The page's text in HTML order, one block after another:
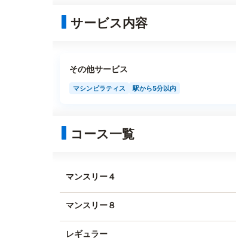
サービス内容
その他サービス
マシンピラティス 駅から5分以内
コース一覧
マンスリー４
マンスリー８
レギュラー